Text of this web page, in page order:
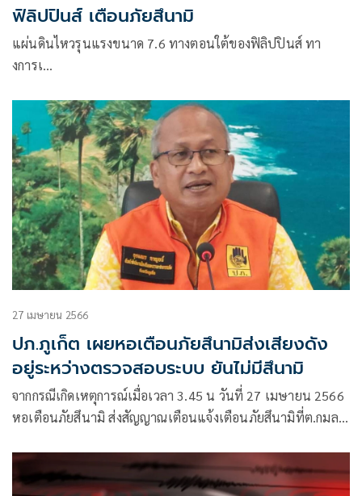
ฟิลิปปินส์ เตือนภัยสึนามิ
แผ่นดินไหวรุนแรงขนาด 7.6 ทางตอนใต้ของฟิลิปปินส์ ทา
งการเ…
27 เมษายน 2566
ปภ.ภูเก็ต เผยหอเตือนภัยสึนามิส่งเสียงดัง
อยู่ระหว่างตรวจสอบระบบ ยันไม่มีสึนามิ
จากกรณีเกิดเหตุการณ์เมื่อเวลา 3.45 น วันที่ 27 เมษายน 2566
หอเตือนภัยสึนามิ ส่งสัญญาณเตือนแจ้งเตือนภัยสึนามิที่ต.กมลา
อีกหลายแห่ง และ หอเตือนภัยสึนามิในจังหวัดภูเก็ต ประกาศว่า
เป็นการทดสอบระบบ